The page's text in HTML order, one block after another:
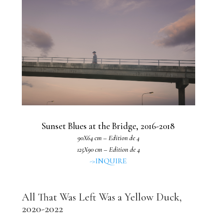
Sunset Blues at the Bridge, 2016-2018
90X64 cm – Edition de 4
125X90 cm – Edition de 4
->INQUIRE
All That Was Left Was a Yellow Duck,
2020-2022